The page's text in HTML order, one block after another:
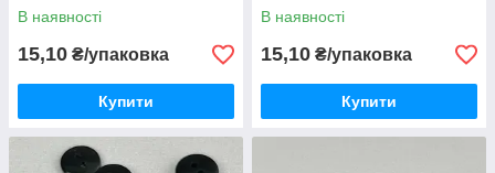
В наявності
15,10 ₴/упаковка
Купити
В наявності
15,10 ₴/упаковка
Купити